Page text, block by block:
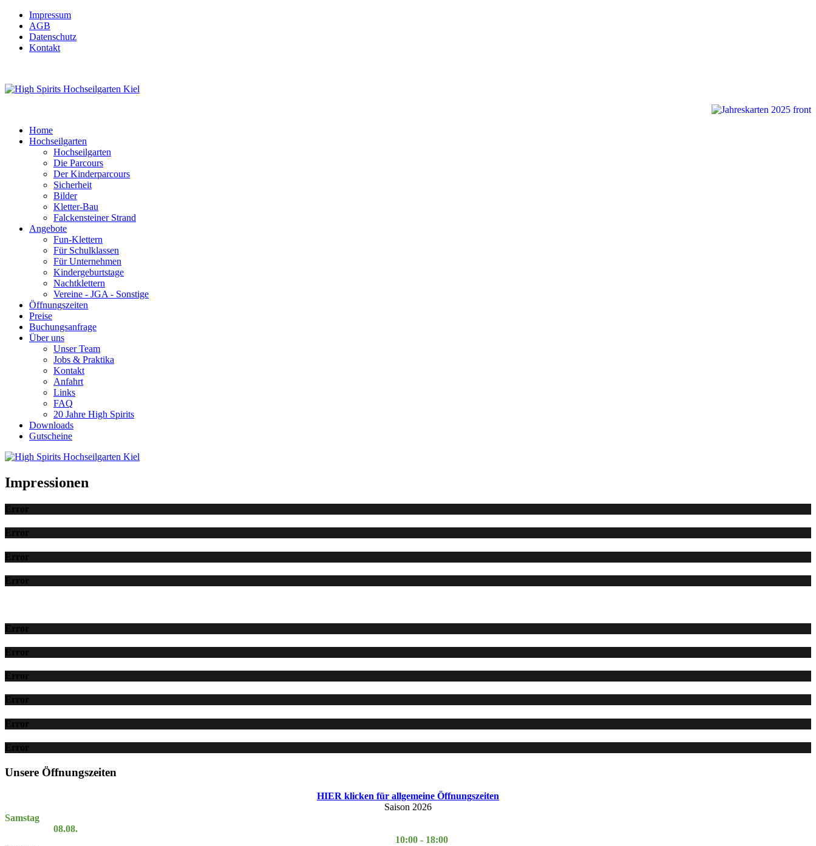
Impressum
AGB
Datenschutz
Kontakt
Home
Hochseilgarten
Hochseilgarten
Die Parcours
Der Kinderparcours
Sicherheit
Bilder
Kletter-Bau
Falckensteiner Strand
Angebote
Fun-Klettern
Für Schulklassen
Für Unternehmen
Kindergeburtstage
Nachtklettern
Vereine - JGA - Sonstige
Öffnungszeiten
Preise
Buchungsanfrage
Über uns
Unser Team
Jobs & Praktika
Kontakt
Anfahrt
Links
FAQ
20 Jahre High Spirits
Downloads
Gutscheine
Impressionen
Error
Error
Error
Error
Error
Error
Error
Error
Error
Error
Unsere Öffnungszeiten
HIER klicken für allgemeine Öffnungszeiten
Saison 2026
Samstag
08.08.
10:00 - 18:00